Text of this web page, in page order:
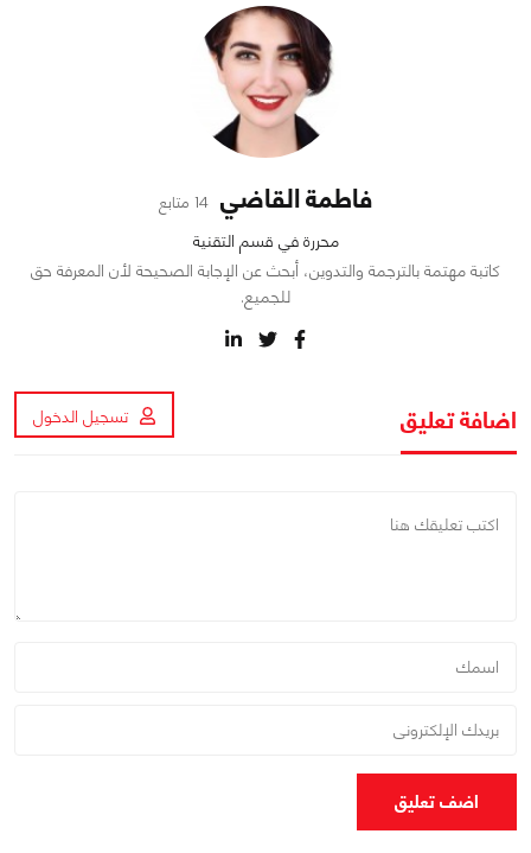
فاطمة القاضي 14 متابع
محررة في قسم التقنية
كاتبة مهتمة بالترجمة والتدوين، أبحث عن الإجابة الصحيحة لأن المعرفة حق
للجميع.
اضافة تعليق تسجيل الدخول
اضف تعليق